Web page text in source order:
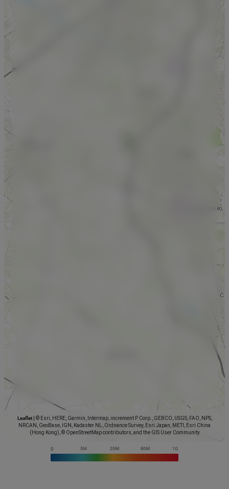
Leaflet
© Esri, HERE, Garmin, Intermap, increment P Corp., GEBCO, USGS, FAO, NPS,
NRCAN, GeoBase, IGN, Kadaster NL, Ordnance Survey, Esri Japan, METI, Esri China
(Hong Kong), © OpenStreetMap contributors, and the GIS User Community